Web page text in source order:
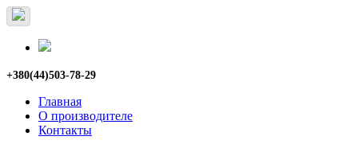
+380(44)503-78-29
Главная
О производителе
Контакты